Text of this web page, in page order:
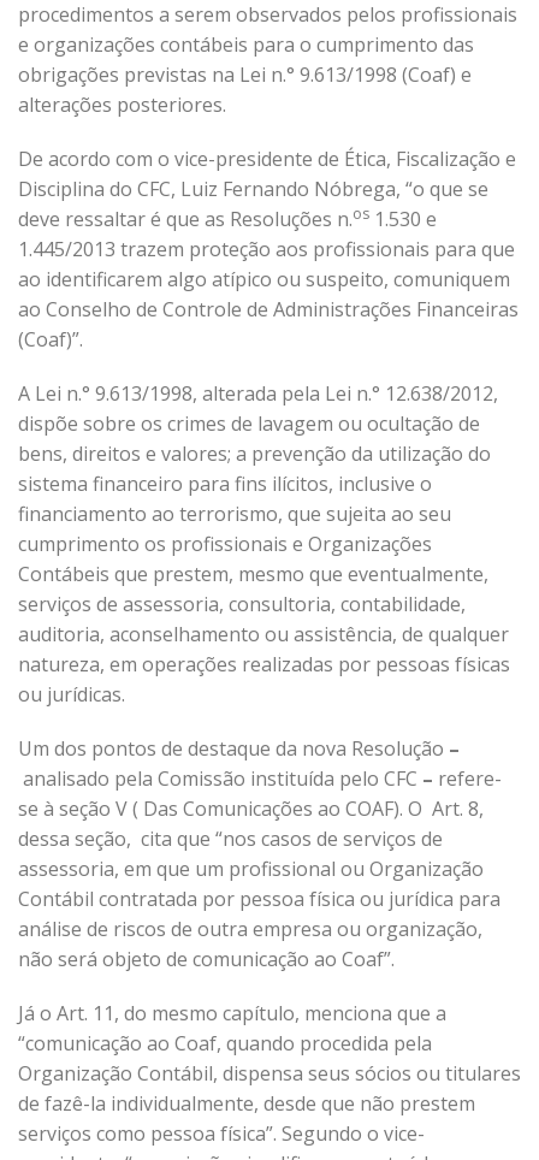
procedimentos a serem observados pelos profissionais
e organizações contábeis para o cumprimento das
obrigações previstas na Lei n.° 9.613/1998 (Coaf) e
alterações posteriores.
De acordo com o vice-presidente de Ética, Fiscalização e
Disciplina do CFC, Luiz Fernando Nóbrega, “o que se
deve ressaltar é que as Resoluções n.os 1.530 e
1.445/2013 trazem proteção aos profissionais para que
ao identificarem algo atípico ou suspeito, comuniquem
ao Conselho de Controle de Administrações Financeiras
(Coaf)”.
A Lei n.° 9.613/1998, alterada pela Lei n.° 12.638/2012,
dispõe sobre os crimes de lavagem ou ocultação de
bens, direitos e valores; a prevenção da utilização do
sistema financeiro para fins ilícitos, inclusive o
financiamento ao terrorismo, que sujeita ao seu
cumprimento os profissionais e Organizações
Contábeis que prestem, mesmo que eventualmente,
serviços de assessoria, consultoria, contabilidade,
auditoria, aconselhamento ou assistência, de qualquer
natureza, em operações realizadas por pessoas físicas
ou jurídicas.
Um dos pontos de destaque da nova Resolução –
analisado pela Comissão instituída pelo CFC – refere-
se à seção V ( Das Comunicações ao COAF). O Art. 8,
dessa seção, cita que “nos casos de serviços de
assessoria, em que um profissional ou Organização
Contábil contratada por pessoa física ou jurídica para
análise de riscos de outra empresa ou organização,
não será objeto de comunicação ao Coaf”.
Já o Art. 11, do mesmo capítulo, menciona que a
“comunicação ao Coaf, quando procedida pela
Organização Contábil, dispensa seus sócios ou titulares
de fazê-la individualmente, desde que não prestem
serviços como pessoa física”. Segundo o vice-